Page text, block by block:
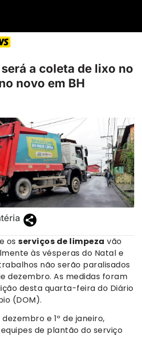
a coleta de lixo no
novo em BH
e os serviços de limpeza vão
às vésperas do Natal e
não serão paralisados
dezembro. As medidas foram
desta quarta-feira do Diário
(DOM).
e 1º de janeiro,
de plantão do serviço